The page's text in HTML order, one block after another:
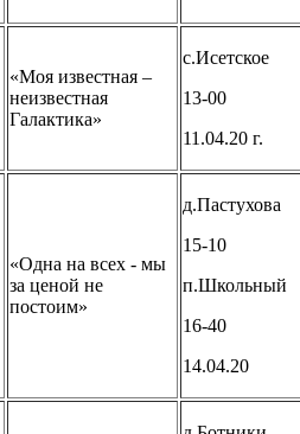
«Моя известная –
неизвестная
Галактика»
с.Исетское
13-00
11.04.20 г.
«Одна на всех - мы
за ценой не
постоим»
д.Пастухова
15-10
п.Школьный
16-40
14.04.20